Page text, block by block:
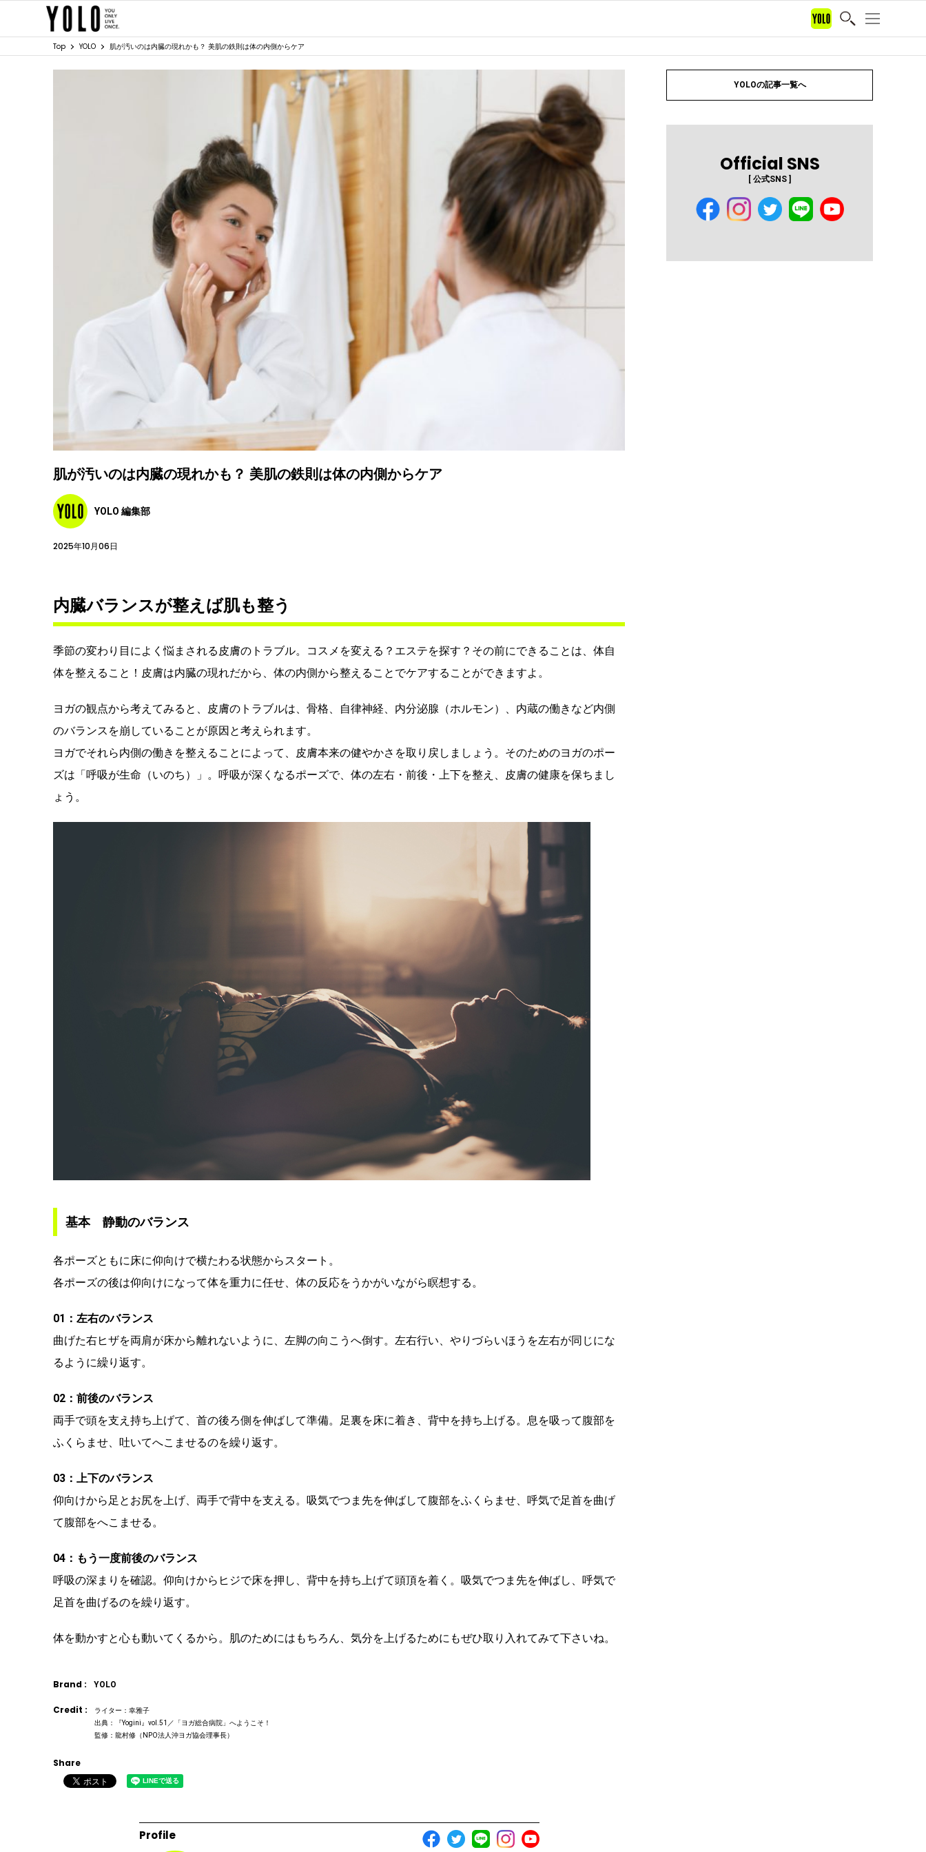
Top YOLO 肌が汚いのは内臓の現れかも？ 美肌の鉄則は体の内側からケア
肌が汚いのは内臓の現れかも？ 美肌の鉄則は体の内側からケア
YOLO 編集部
2025年10月06日
内臓バランスが整えば肌も整う
季節の変わり目によく悩まされる皮膚のトラブル。コスメを変える？エステを探す？その前にできることは、体自
体を整えること！皮膚は内臓の現れだから、体の内側から整えることでケアすることができますよ。
ヨガの観点から考えてみると、皮膚のトラブルは、骨格、自律神経、内分泌腺（ホルモン）、内蔵の働きなど内側
のバランスを崩していることが原因と考えられます。
ヨガでそれら内側の働きを整えることによって、皮膚本来の健やかさを取り戻しましょう。そのためのヨガのポー
ズは「呼吸が生命（いのち）」。呼吸が深くなるポーズで、体の左右・前後・上下を整え、皮膚の健康を保ちまし
ょう。
基本 静動のバランス
各ポーズともに床に仰向けで横たわる状態からスタート。
各ポーズの後は仰向けになって体を重力に任せ、体の反応をうかがいながら瞑想する。
01：左右のバランス
曲げた右ヒザを両肩が床から離れないように、左脚の向こうへ倒す。左右行い、やりづらいほうを左右が同じにな
るように繰り返す。
02：前後のバランス
両手で頭を支え持ち上げて、首の後ろ側を伸ばして準備。足裏を床に着き、背中を持ち上げる。息を吸って腹部を
ふくらませ、吐いてへこませるのを繰り返す。
03：上下のバランス
仰向けから足とお尻を上げ、両手で背中を支える。吸気でつま先を伸ばして腹部をふくらませ、呼気で足首を曲げ
て腹部をへこませる。
04：もう一度前後のバランス
呼吸の深まりを確認。仰向けからヒジで床を押し、背中を持ち上げて頭頂を着く。吸気でつま先を伸ばし、呼気で
足首を曲げるのを繰り返す。
体を動かすと心も動いてくるから。肌のためにはもちろん、気分を上げるためにもぜひ取り入れてみて下さいね。
Brand : YOLO
Credit :
ライター：幸雅子
出典：『Yogini』vol.51／「ヨガ総合病院」へようこそ！
監修：龍村修（NPO法人沖ヨガ協会理事長）
Share
Profile
YOLOの記事一覧へ
Official SNS
[ 公式SNS ]